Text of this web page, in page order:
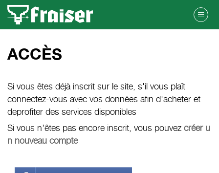
ACCÈS
Si vous êtes déjà inscrit sur le site, s'il vous plaît
connectez-vous avec vos données afin d'acheter et
deprofiter des services disponibles
Si vous n'êtes pas encore inscrit, vous pouvez créer u
n nouveau compte